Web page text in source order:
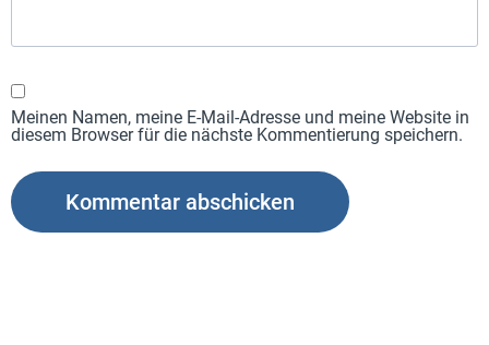
Meinen Namen, meine E-Mail-Adresse und meine Website in
diesem Browser für die nächste Kommentierung speichern.